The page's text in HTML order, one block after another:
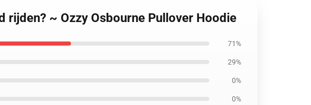
~ Ozzy Osbourne Pullover Hoodie
71%
29%
0%
0%